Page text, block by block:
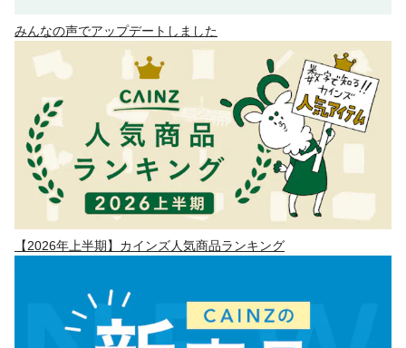
みんなの声でアップデートしました
【2026年上半期】カインズ人気商品ランキング